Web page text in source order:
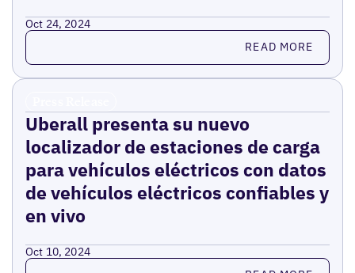
Oct 24, 2024
Read more READ MORE
Uberall presenta su nuevo
localizador de estaciones de carga
para vehículos eléctricos con datos
de vehículos eléctricos confiables y
en vivo
Oct 10, 2024
Read more